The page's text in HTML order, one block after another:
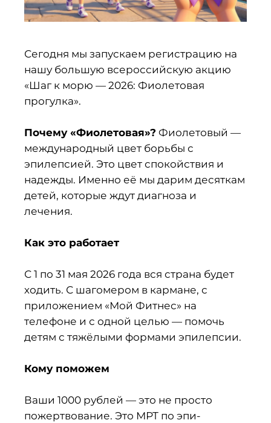
Сегодня мы запускаем регистрацию на
нашу большую всероссийскую акцию
«Шаг к морю — 2026: Фиолетовая
прогулка».
Почему «Фиолетовая»? Фиолетовый —
международный цвет борьбы с
эпилепсией. Это цвет спокойствия и
надежды. Именно её мы дарим десяткам
детей, которые ждут диагноза и
лечения.
Как это работает
С 1 по 31 мая 2026 года вся страна будет
ходить. С шагомером в кармане, с
приложением «Мой Фитнес» на
телефоне и с одной целью — помочь
детям с тяжёлыми формами эпилепсии.
Кому поможем
Ваши 1000 рублей — это не просто
пожертвование. Это МРТ по эпи-